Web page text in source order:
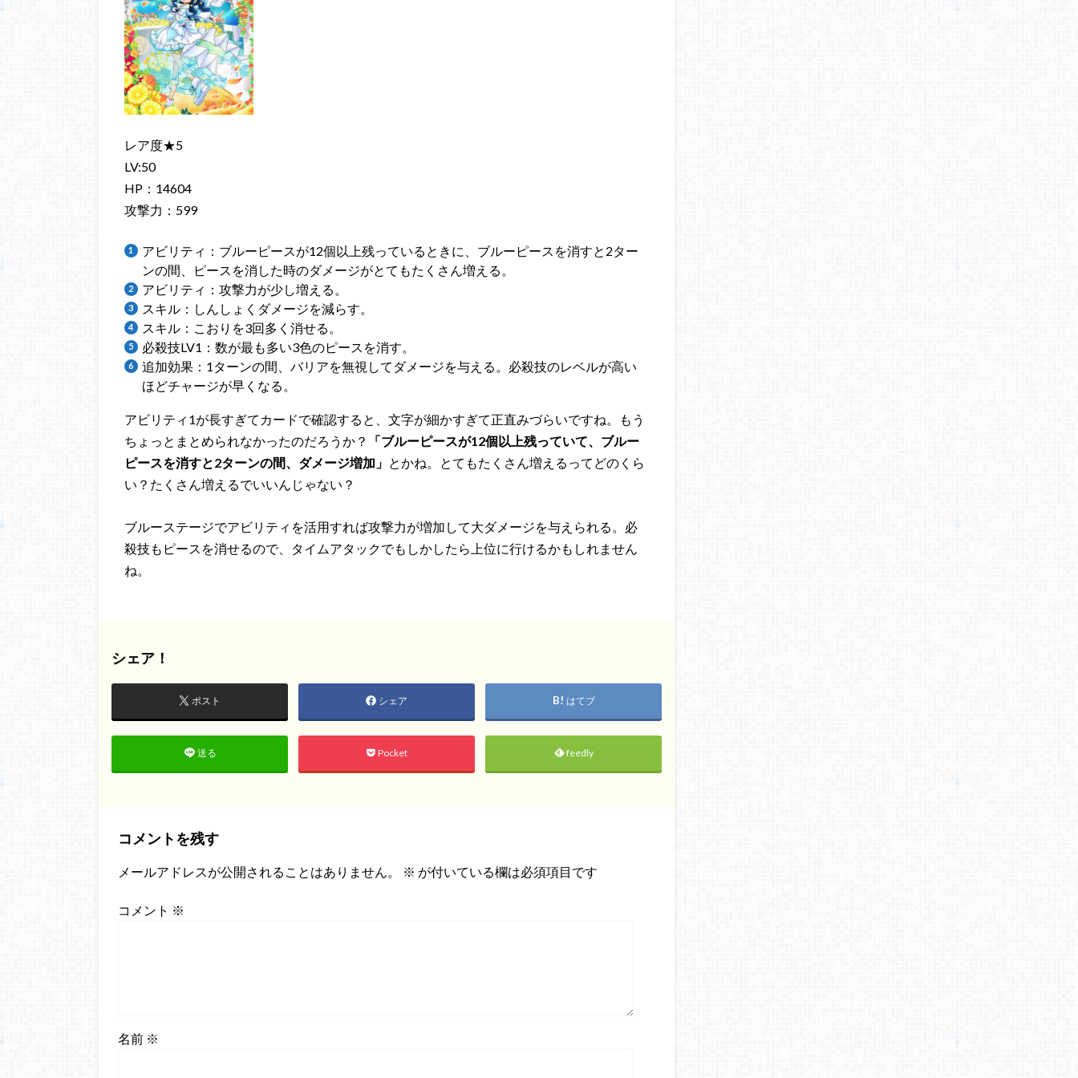
レア度★5
LV:50
HP：14604
攻撃力：599
アビリティ：ブルーピースが12個以上残っているときに、ブルーピースを消すと2ター
ンの間、ピースを消した時のダメージがとてもたくさん増える。
アビリティ：攻撃力が少し増える。
スキル：しんしょくダメージを減らす。
スキル：こおりを3回多く消せる。
必殺技LV1：数が最も多い3色のピースを消す。
追加効果：1ターンの間、バリアを無視してダメージを与える。必殺技のレベルが高い
ほどチャージが早くなる。
アビリティ1が長すぎてカードで確認すると、文字が細かすぎて正直みづらいですね。もう
ちょっとまとめられなかったのだろうか？
「ブルーピースが12個以上残っていて、ブルー
ピースを消すと2ターンの間、ダメージ増加」 とかね。とてもたくさん増えるってどのくら
い？たくさん増えるでいいんじゃない？
ブルーステージでアビリティを活用すれば攻撃力が増加して大ダメージを与えられる。必
殺技もピースを消せるので、タイムアタックでもしかしたら上位に行けるかもしれません
ね。
シェア！
ポスト シェア はてブ
送る Pocket feedly
コメントを残す
メールアドレスが公開されることはありません。 ※ が付いている欄は必須項目です
コメント ※
名前 ※